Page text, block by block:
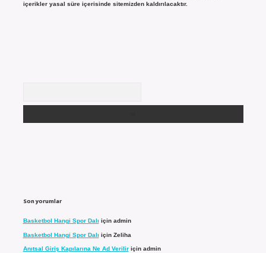
içerikler yasal süre içerisinde sitemizden kaldırılacaktır.
Son yorumlar
Basketbol Hangi Spor Dalı için admin
Basketbol Hangi Spor Dalı için Zeliha
Anıtsal Giriş Kapılarına Ne Ad Veriliriçin admin